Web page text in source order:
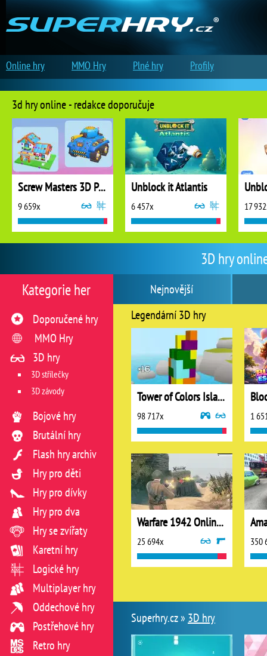
3D hry
Nejnovější
Legendární 3D hry
Tower of Colors Island Edition
98 717x 1
Warfare 1942 Online Shooter
25 694x 350
Superhry.cz » 3D hry
Kategorie her
Doporučené hry
MMO Hry
3D hry
3D střílečky
3D závody
Bojové hry
Brutální hry
Flash hry archiv
Hry pro děti
Hry pro dívky
Hry pro dva
Hry se zvířaty
Karetní hry
Logické hry
Multiplayer hry
Oddechové hry
Postřehové hry
Retro hry
3d hry online - redakce doporučuje
Screw Masters 3D Puzzle
9 659x
Unblock it Atlantis
6 457x 17
Online hry MMO Hry Plné hry Profily